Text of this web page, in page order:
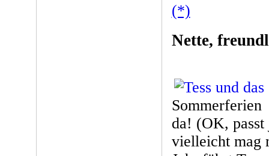
(*)
Nette,
Sommerferien
da! (OK,
vielleicht mag